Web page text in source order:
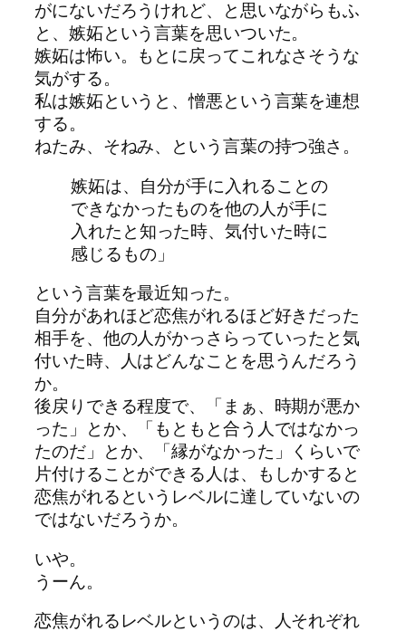
がにないだろうけれど、と思いながらもふ
と、嫉妬という言葉を思いついた。
嫉妬は怖い。もとに戻ってこれなさそうな
気がする。
私は嫉妬というと、憎悪という言葉を連想
する。
ねたみ、そねみ、という言葉の持つ強さ。
嫉妬は、自分が手に入れることの
できなかったものを他の人が手に
入れたと知った時、気付いた時に
感じるもの」
という言葉を最近知った。
自分があれほど恋焦がれるほど好きだった
相手を、他の人がかっさらっていったと気
付いた時、人はどんなことを思うんだろう
か。
後戻りできる程度で、「まぁ、時期が悪か
った」とか、「もともと合う人ではなかっ
たのだ」とか、「縁がなかった」くらいで
片付けることができる人は、もしかすると
恋焦がれるというレベルに達していないの
ではないだろうか。
いや。
うーん。
恋焦がれるレベルというのは、人それぞれ